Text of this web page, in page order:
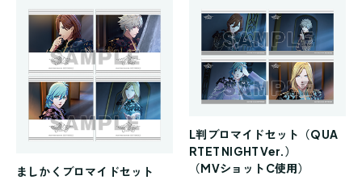
ましかくブロマイドセット
L判ブロマイドセット（QUA
RTET NIGHT Ver.）
（MVショットC使用）